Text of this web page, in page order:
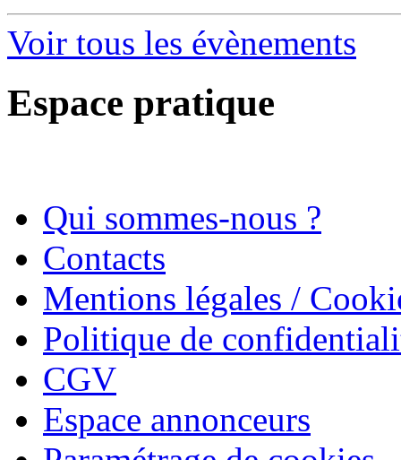
Voir tous les évènements
Espace pratique
Qui sommes-nous ?
Contacts
Mentions légales /
Politique de
CGV
Espace annonceurs